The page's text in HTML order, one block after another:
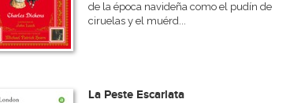
de la época navideña como el pudín de
ciruelas y el muérd...
La Peste Escarlata